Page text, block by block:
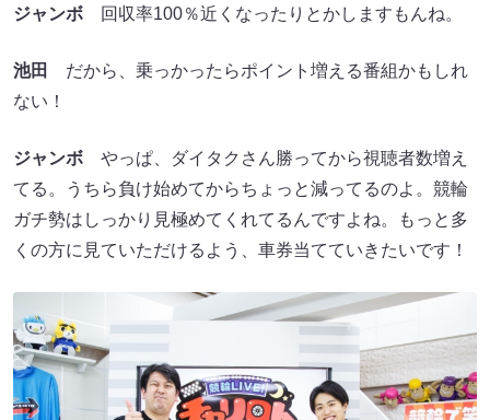
ジャンボ 回収率100％近くなったりとかしますもんね。
池田
だから、乗っかったらポイント増える番組かもしれ
ない！
ジャンボ やっぱ、ダイタクさん勝ってから視聴者数増え
てる。うちら負け始めてからちょっと減ってるのよ。競輪
ガチ勢はしっかり見極めてくれてるんですよね。もっと多
くの方に見ていただけるよう、車券当てていきたいです！